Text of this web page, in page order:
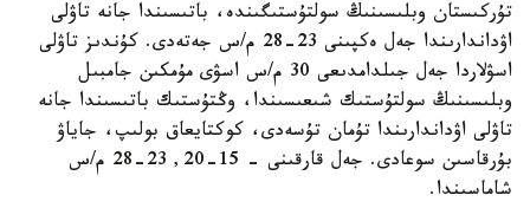
تۇركىستان وبلىسىنىڭ سولتۇستىگىندە، باتىسىندا جانە تاۋلى
اۋداندارىندا جەل ەكپىنى 23-28 م/س جەتەدى. كۇندىز تاۋلى
اسۋلاردا جەل جىلدامدىعى 30 م/س اسۋى مۇمكىن جامبىل
وبلىسىنىڭ سولتۇستىك شىعىسىندا، وڭتۇستىك باتىسىندا جانە
تاۋلى اۋداندارىندا تۇمان تۇسەدى، كوكتايعاق بولىپ، جاياۋ
بۇرقاسىن سوعادى. جەل قارقىنى - 15-20, 23-28 م/س
شاماسىندا.